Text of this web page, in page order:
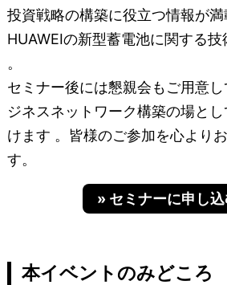
投資戦略の構築に役立つ情報が満
HUAWEIの新型蓄電池に関する
。
セミナー後には懇親会もご用意
ジネスネットワーク構築の場と
けます 。皆様のご参加を心より
す。
» セミナーに申し
本イベントのみどころ